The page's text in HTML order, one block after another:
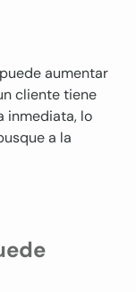
aumentar
cliente tiene
inmediata, lo
a la